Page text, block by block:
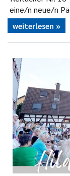
eine/n neue/n
weiterlesen